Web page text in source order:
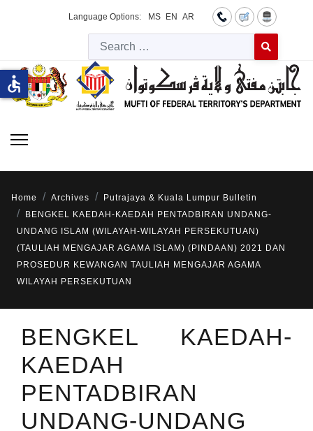
Language Options: MS EN AR
Type 2 or
Home Archives
Putrajaya & Kuala Lumpur Bulletin
BENGKEL KAEDAH-KAEDAH PENTADBIRAN UNDANG-
UNDANG ISLAM (WILAYAH-WILAYAH PERSEKUTUAN)
(TAULIAH MENGAJAR AGAMA ISLAM) (PINDAAN) 2021 DAN
PROSEDUR KEWANGAN TAULIAH MENGAJAR AGAMA
WILAYAH PERSEKUTUAN
BENGKEL KAEDAH-
KAEDAH
PENTADBIRAN
UNDANG-UNDANG
accessible